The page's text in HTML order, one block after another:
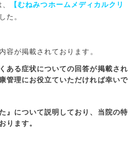
【むねみつホームメディカルクリ
た。
容が掲載されております。
ある症状についての回答が掲載され
管理にお役立ていただければ幸いで
』について説明しており、当院の特
ります。